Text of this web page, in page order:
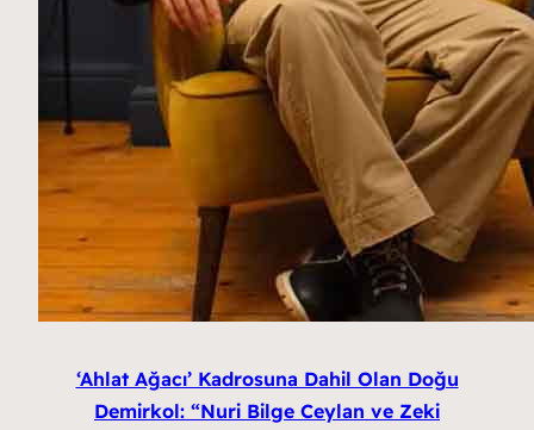
‘Ahlat Ağacı’ Kadrosuna Dahil Olan Doğu
Demirkol: “Nuri Bilge Ceylan ve Zeki